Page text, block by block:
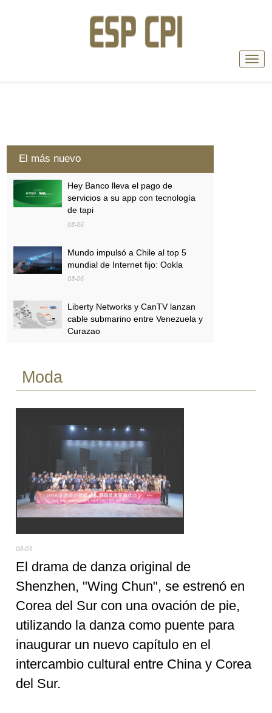
El más nuevo
Hey Banco lleva el pago de
servicios a su app con tecnología
de tapi
08-06
Mundo impulsó a Chile al top 5
mundial de Internet fijo: Ookla
08-06
Liberty Networks y CanTV lanzan
cable submarino entre Venezuela y
Curazao
Moda
08-03
El drama de danza original de
Shenzhen, "Wing Chun", se estrenó en
Corea del Sur con una ovación de pie,
utilizando la danza como puente para
inaugurar un nuevo capítulo en el
intercambio cultural entre China y Corea
del Sur.